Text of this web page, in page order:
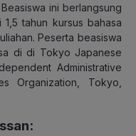
ini berlangsung
tahun kursus bahasa
Peserta beasiswa
di di Tokyo Japanese
Administrative
Organization, Tokyo,